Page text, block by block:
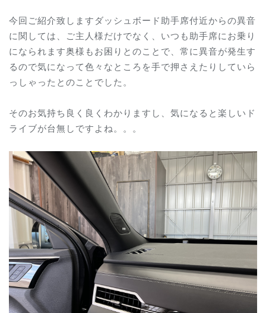
今回ご紹介致しますダッシュボード助手席付近からの異音
に関しては、ご主人様だけでなく、いつも助手席にお乗り
になられます奥様もお困りとのことで、常に異音が発生す
るので気になって色々なところを手で押さえたりしていら
っしゃったとのことでした。
そのお気持ち良く良くわかりますし、気になると楽しいド
ライブが台無しですよね。。。